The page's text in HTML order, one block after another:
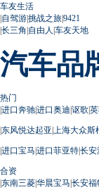
车友生活
|自驾游|挑战之旅|9421
|长三角 |自由人 |车友天地
汽车品
热门
|进口奔驰|进口奥迪|讴歌|
|东风悦达起亚| 上海大众斯
|进口宝马|进口菲亚特|长安
合资
|东南三菱|华晨宝马|长安福